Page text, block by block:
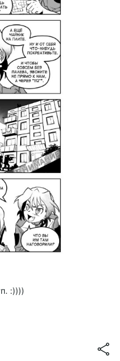
:))))